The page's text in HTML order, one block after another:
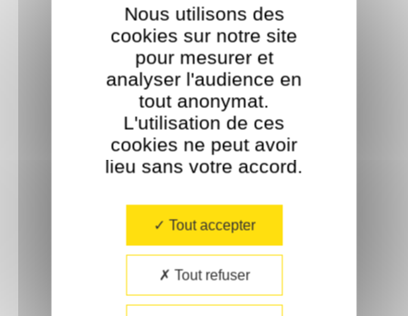
À partir de 35€ d'achat.
Paiement sécurisé
Nous utilisons des
cookies sur notre site
pour mesurer et
analyser l'audience en
tout anonymat.
L'utilisation de ces
cookies ne peut avoir
lieu sans votre accord.​
Tout accepter
Tout refuser